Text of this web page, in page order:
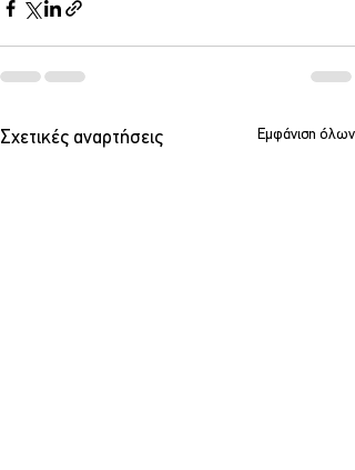
Σχετικές αναρτήσεις Εμφάνιση όλων